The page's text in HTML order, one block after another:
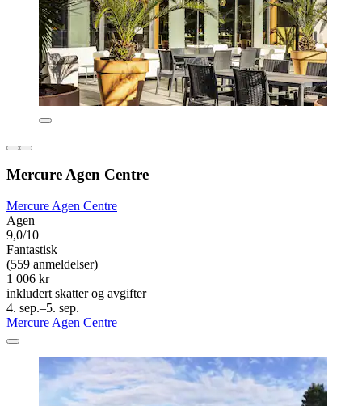
Mercure Agen Centre
Mercure Agen Centre
Agen
9,0/10
Fantastisk
(559 anmeldelser)
1 006 kr
inkludert skatter og avgifter
4. sep.–5. sep.
Mercure Agen Centre